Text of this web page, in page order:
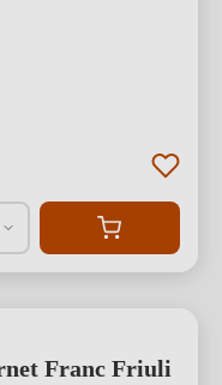
Franc Friuli